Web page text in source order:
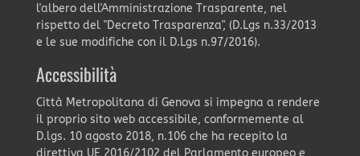
l'albero dell'Amministrazione Trasparente, nel
rispetto del "Decreto Trasparenza", (D.Lgs n.33/2013
e le sue modifiche con il D.Lgs n.97/2016).
Accessibilità
Città Metropolitana di Genova si impegna a rendere
il proprio sito web accessibile, conformemente al
D.lgs. 10 agosto 2018, n.106 che ha recepito la